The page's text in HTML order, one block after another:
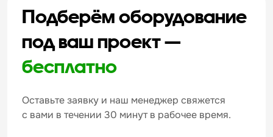
Подберём оборудование
под ваш проект —
бесплатно
Оставьте заявку и наш менеджер свяжется
с вами в течении 30 минут в рабочее время.